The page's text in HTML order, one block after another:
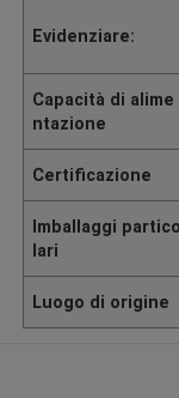
Evidenziare:
Capacità di alime
ntazione
Certificazione
Imballaggi partico
lari
Luogo di origine